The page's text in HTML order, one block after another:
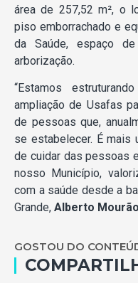
área de 257,52 m², o
piso emborrachado e
da Saúde, espaço
arborização.
“Estamos
ampliação de Usafas
de pessoas que,
se estabelecer. É mais
de cuidar das pessoas
nosso Município,
com a saúde desde a
Grande, Alberto Mourão
GOSTOU DO